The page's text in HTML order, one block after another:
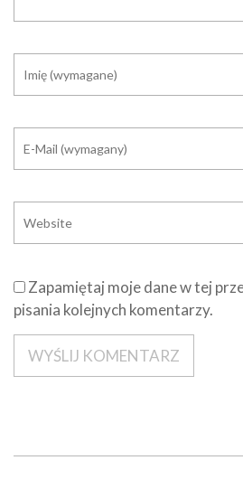
Zapamiętaj moje dane w tej
pisania kolejnych komentarzy.